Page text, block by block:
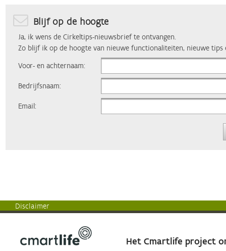
Blijf op de hoogte
Ja, ik wens de Cirkeltips-nieuwsbrief te ontvangen.
Zo blijf ik op de hoogte van nieuwe functionaliteiten, nieuwe tips
Voor- en achternaam:
Bedrijfsnaam:
Email:
Disclaimer
Het Cmartlife project